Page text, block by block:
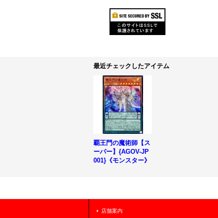
最近チェックしたアイテム
覇王門の魔術師【ス
ーパー】{AGOV-JP
001}《モンスター》
店舗案内